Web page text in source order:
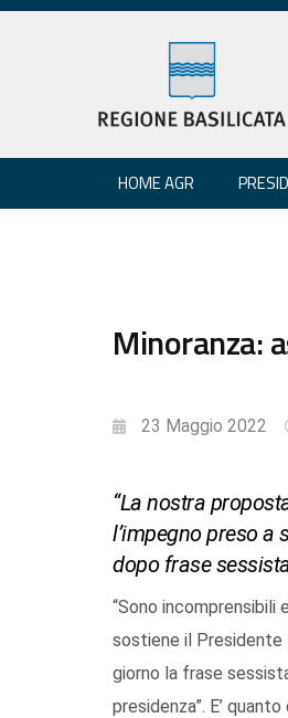
HOME AGR
Minoranza:
23 Maggio 2022
“La nostra
l’impegno preso a
dopo frase
“Sono incomprensibili
sostiene il Presidente
giorno la frase
presidenza”. E’